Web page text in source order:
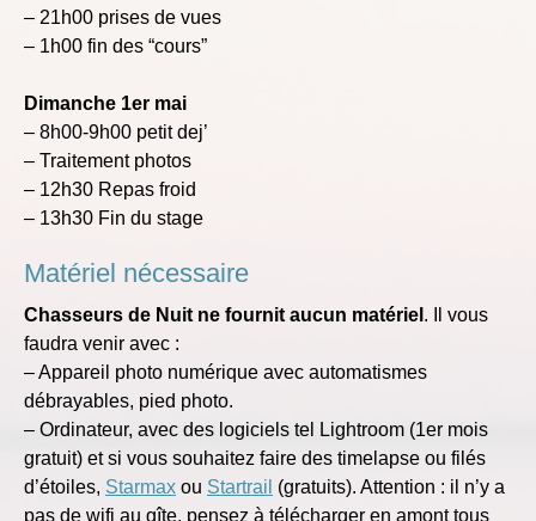
– 21h00 prises de vues
– 1h00 fin des “cours”
Dimanche 1er mai
– 8h00-9h00 petit dej’
– Traitement photos
– 12h30 Repas froid
– 13h30 Fin du stage
Matériel nécessaire
Chasseurs de Nuit ne fournit aucun matériel . Il vous
faudra venir avec :
– Appareil photo numérique avec automatismes
débrayables, pied photo.
– Ordinateur, avec des logiciels tel Lightroom (1er mois
gratuit) et si vous souhaitez faire des timelapse ou filés
d’étoiles, Starmax ou Startrail (gratuits). Attention : il n’y a
pas de wifi au gîte, pensez à télécharger en amont tous